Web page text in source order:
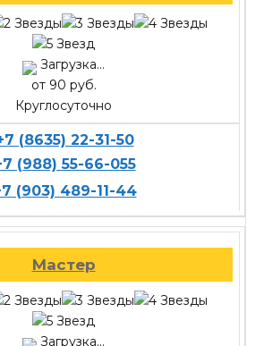
Загрузка...
от 90 руб.
Круглосуточно
(8635) 22-31-50
(988) 55-66-055
(903) 489-11-44
Мастер
Загрузка...